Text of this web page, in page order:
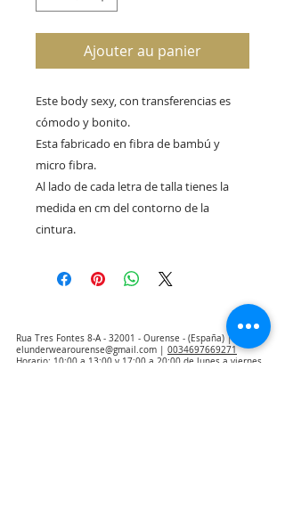
Ajouter au panier
Este body sexy, con transferencias es
cómodo y bonito.
Esta fabricado en fibra de bambú y
micro fibra.
Al lado de cada letra de talla tienes la
medida en cm del contorno de la
cintura.
Rua Tres Fontes 8-A - 32001 - Ourense - (España) |
elunderwearourense@gmail.com
0034697669271
Horario: 10:00 a 13:00 y 17:00 a 20:00 de lunes a viernes